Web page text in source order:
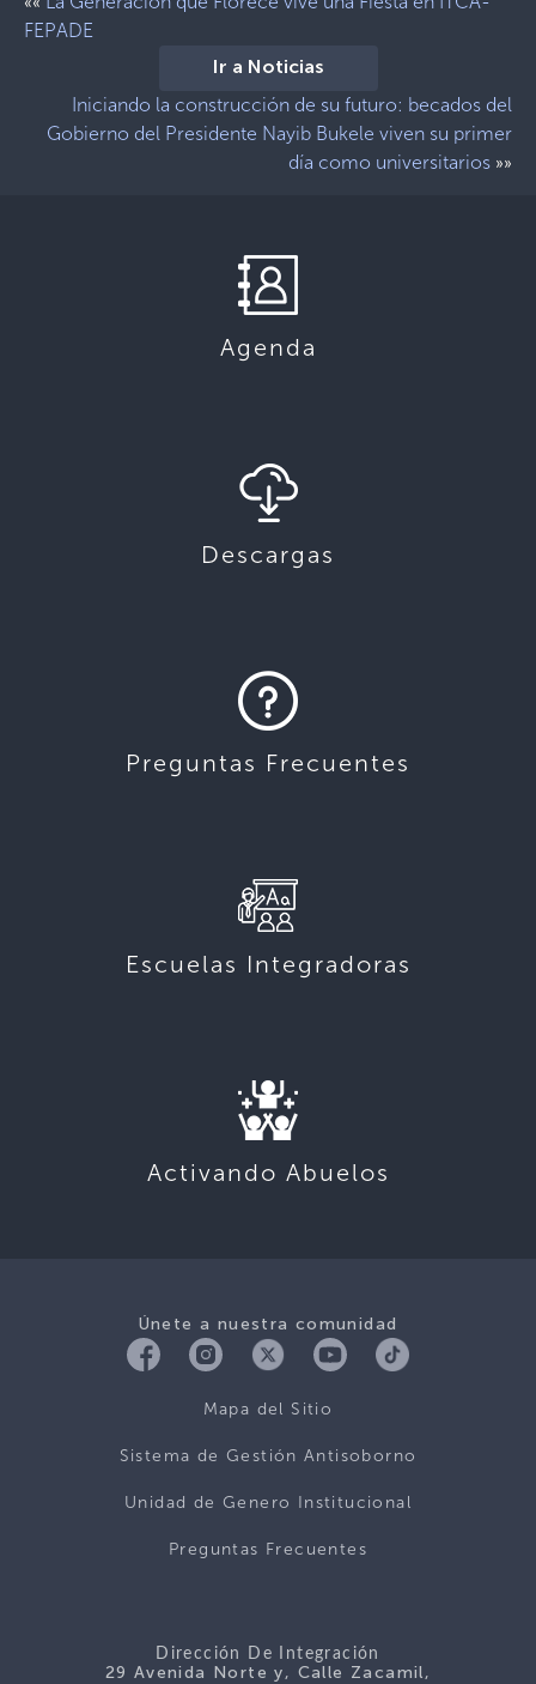
FEPADE
Ir a Noticias
Iniciando la construcción de su futuro: becados del
Gobierno del Presidente Nayib Bukele viven su primer
día como universitarios »»
Agenda
Descargas
Preguntas Frecuentes
Escuelas Integradoras
Activando Abuelos
Únete a nuestra comunidad
Mapa del Sitio
Sistema de Gestión Antisoborno
Unidad de Genero Institucional
Preguntas Frecuentes
Dirección De Integración
29 Avenida Norte y, Calle Zacamil,